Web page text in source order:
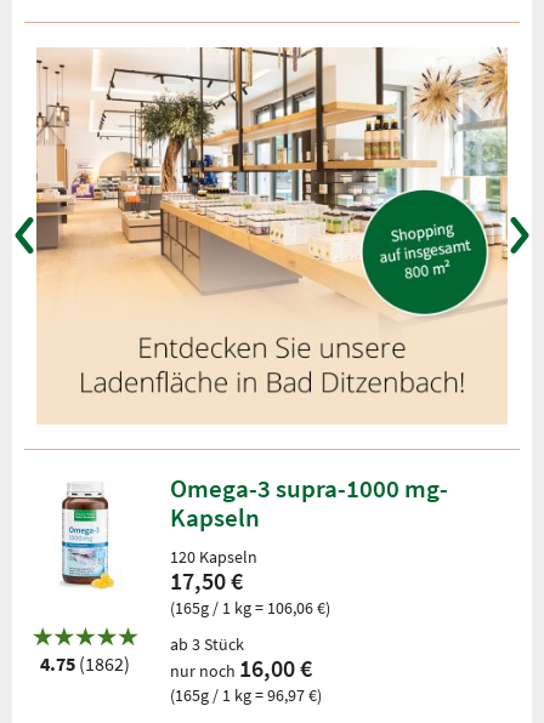
4.75 (1862)
Omega-3 supra-1000 mg-
Kapseln
120 Kapseln
17,50 €
(165g / 1 kg = 106,06 €)
ab 3 Stück
nur noch 16,00 €
(165g / 1 kg = 96,97 €)